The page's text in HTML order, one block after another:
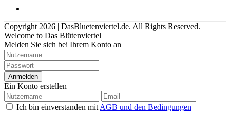
Copyright 2026 | DasBluetenviertel.de. All Rights Reserved.
Welcome to Das Blütenviertel
Melden Sie sich bei Ihrem Konto an
Anmelden
Ein Konto erstellen
Ich bin einverstanden mit AGB und den Bedingungen